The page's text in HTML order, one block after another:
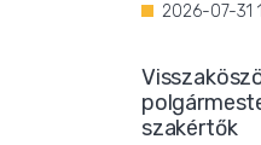
2026-07-31
szakértők